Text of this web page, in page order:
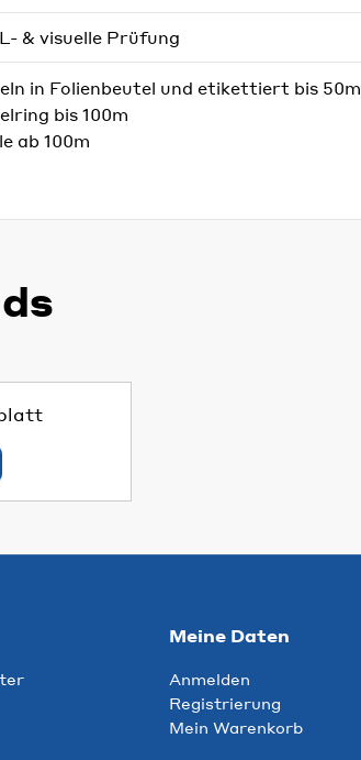
& visuelle Prüfung
in Folienbeutel und etikettiert bis 50m
bis 100m
ab 100m
Meine Daten
Anmelden
Registrierung
Mein Warenkorb